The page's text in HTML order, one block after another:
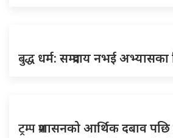
बुद्ध धर्म: सम्प्रदाय नभई अभ्यासका
ट्रम्पप्रशासनको आर्थिक दबाव पछि